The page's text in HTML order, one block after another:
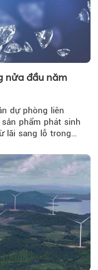
nửa đầu năm
dự phòng liên
phẩm phát sinh
lãi sang lỗ trong